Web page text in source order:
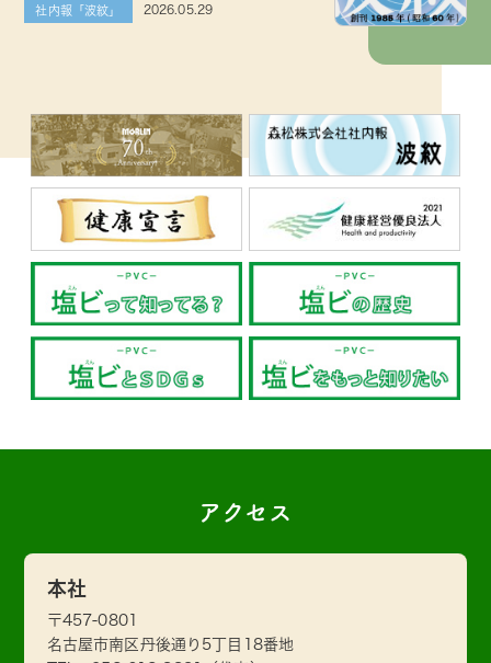
社内報「波紋」 2026.05.29
アクセス
本社
〒457-0801
名古屋市南区丹後通り5丁目18番地